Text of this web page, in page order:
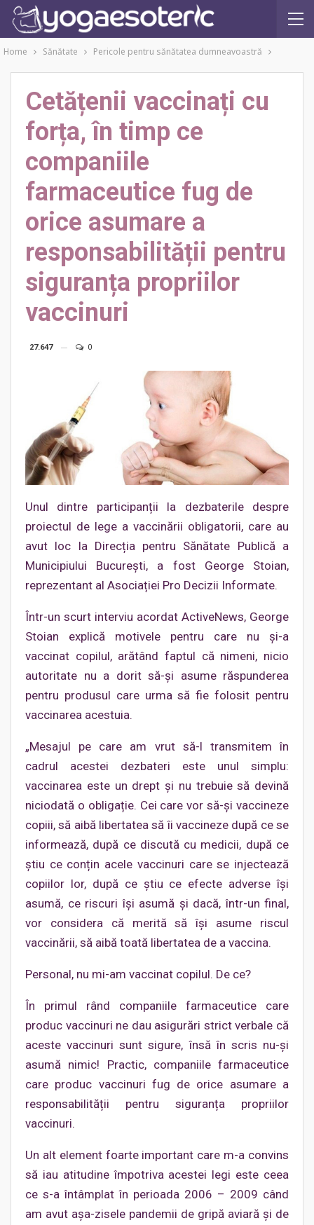
Home Sănătate Pericole pentru sănătatea dumneavoastră
Cetățenii vaccinați cu
forța, în timp ce
companiile
farmaceutice fug de
orice asumare a
responsabilității pentru
siguranța propriilor
vaccinuri
27.647 0
Unul dintre participanții la dezbaterile despre
proiectul de lege a vaccinării obligatorii, care au
avut loc la Direcția pentru Sănătate Publică a
Municipiului București, a fost George Stoian,
reprezentant al Asociației Pro Decizii Informate.
Într-un scurt interviu acordat ActiveNews, George
Stoian explică motivele pentru care nu și-a
vaccinat copilul, arătând faptul că nimeni, nicio
autoritate nu a dorit să-și asume răspunderea
pentru produsul care urma să fie folosit pentru
vaccinarea acestuia.
„Mesajul pe care am vrut să-l transmitem în
cadrul acestei dezbateri este unul simplu:
vaccinarea este un drept și nu trebuie să devină
niciodată o obligație. Cei care vor să-și vaccineze
copiii, să aibă libertatea să îi vaccineze după ce se
informează, după ce discută cu medicii, după ce
știu ce conțin acele vaccinuri care se injectează
copiilor lor, după ce știu ce efecte adverse își
asumă, ce riscuri își asumă și dacă, într-un final,
vor considera că merită să își asume riscul
vaccinării, să aibă toată libertatea de a vaccina.
Personal, nu mi-am vaccinat copilul. De ce?
În primul rând companiile farmaceutice care
produc vaccinuri ne dau asigurări strict verbale că
aceste vaccinuri sunt sigure, însă în scris nu-și
asumă nimic! Practic, companiile farmaceutice
care produc vaccinuri fug de orice asumare a
responsabilității pentru siguranța propriilor
vaccinuri.
Un alt element foarte important care m-a convins
să iau atitudine împotriva acestei legi este ceea
ce s-a întâmplat în perioada 2006 – 2009 când
am avut așa-zisele pandemii de gripă aviară și de